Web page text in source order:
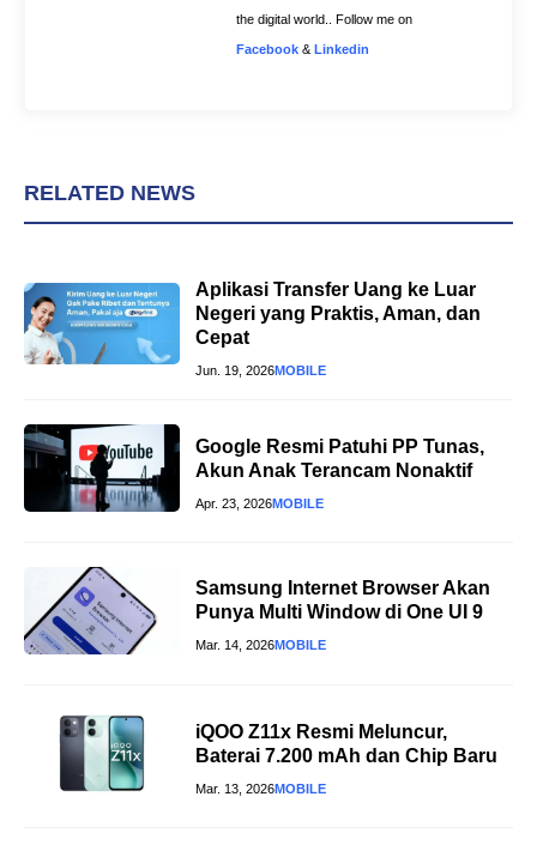
the digital world.. Follow me on
Facebook & Linkedin
RELATED NEWS
Aplikasi Transfer Uang ke Luar
Negeri yang Praktis, Aman, dan
Cepat
Jun. 19, 2026MOBILE
Google Resmi Patuhi PP Tunas,
Akun Anak Terancam Nonaktif
Apr. 23, 2026MOBILE
Samsung Internet Browser Akan
Punya Multi Window di One UI 9
Mar. 14, 2026MOBILE
iQOO Z11x Resmi Meluncur,
Baterai 7.200 mAh dan Chip Baru
Mar. 13, 2026MOBILE